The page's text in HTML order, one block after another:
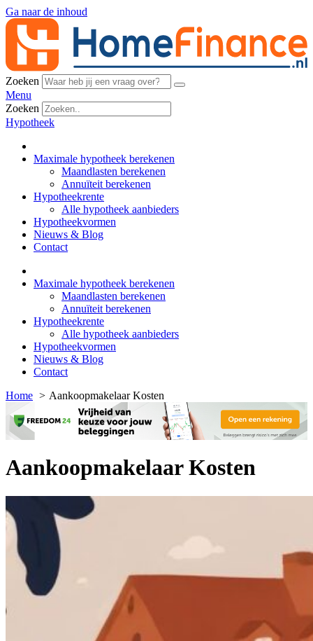
Ga naar de inhoud
Zoeken
Menu
Zoeken
Hypotheek
Maximale hypotheek berekenen
Maandlasten berekenen
Annuïteit berekenen
Hypotheekrente
Alle hypotheek aanbieders
Hypotheekvormen
Nieuws & Blog
Contact
Maximale hypotheek berekenen
Maandlasten berekenen
Annuïteit berekenen
Hypotheekrente
Alle hypotheek aanbieders
Hypotheekvormen
Nieuws & Blog
Contact
Home
Aankoopmakelaar Kosten
Aankoopmakelaar Kosten